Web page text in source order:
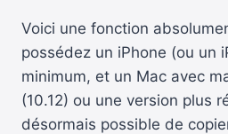
Voici une fonction
possédez un iPhone (ou un
minimum, et un Mac avec
(10.12) ou une version plus
désormais possible de